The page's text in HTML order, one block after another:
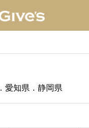
愛知県．静岡県